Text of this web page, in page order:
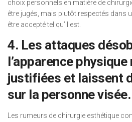
choix personnels en matière de
être jugés, mais plutôt respectés dans
être accepté tel qu’il est.
4. Les attaques
l’apparence
justifiées et laissent
sur la personne visée.
Les rumeurs de chirurgie esthétique